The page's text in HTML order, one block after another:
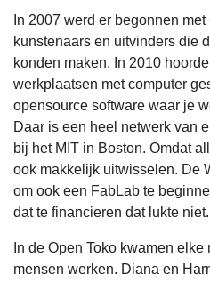
In 2007 werd er begonnen met
kunstenaars en uitvinders die
konden maken. In 2010
werkplaatsen met computer
opensource software waar je
Daar is een heel netwerk van
bij het MIT in Boston. Omdat
ook makkelijk uitwisselen. De
om ook een FabLab te
dat te financieren dat lukte niet.
In de Open Toko kwamen
mensen werken. Diana en